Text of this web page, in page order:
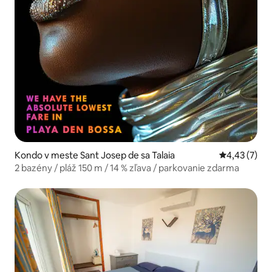
Kondo v meste Sant Josep de sa Talaia Priemerné
4,43 (7)
2 bazény / pláž 150 m / 14 % zľava / parkovanie zdarma